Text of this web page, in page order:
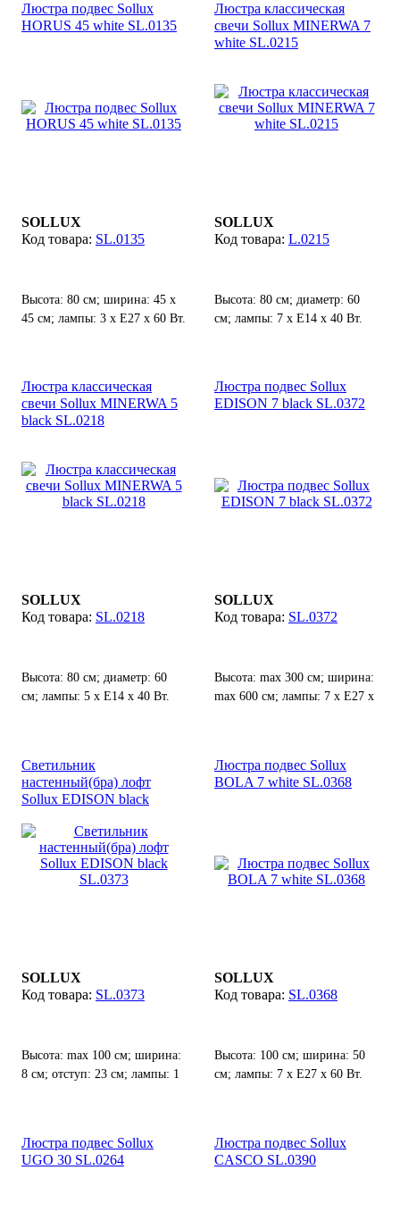
Люстра подвес Sollux
HORUS 45 white SL.0135
SOLLUX
SL.0135
Высота: 80 см; ширина: 45 х
45 см; лампы: 3 х Е27 х 60 Вт.
Люстра классическая
свечи Sollux MINERWA 7
white SL.0215
SOLLUX
L.0215
Высота: 80 см; диаметр: 60
см; лампы: 7 х Е14 х 40 Вт.
Люстра классическая
свечи Sollux MINERWA 5
black SL.0218
SOLLUX
SL.0218
Высота: 80 см; диаметр: 60
см; лампы: 5 х Е14 х 40 Вт.
Люстра подвес Sollux
EDISON 7 black SL.0372
SOLLUX
SL.0372
Высота: max 300 см; ширина:
max 600 см; лампы: 7 х E27 х
Светильник
настенный(бра) лофт
Sollux EDISON black
SOLLUX
SL.0373
Высота: max 100 см; ширина:
8 см; отступ: 23 см; лампы: 1
Люстра подвес Sollux
BOLA 7 white SL.0368
SOLLUX
SL.0368
Высота: 100 см; ширина: 50
см; лампы: 7 х E27 х 60 Вт.
Люстра подвес Sollux
UGO 30 SL.0264
Люстра подвес Sollux
CASCO SL.0390